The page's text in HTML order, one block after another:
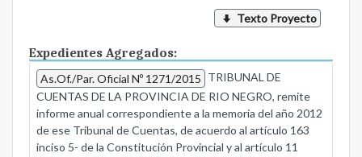
Texto Proyecto
Expedientes Agregados:
As.Of./Par. Oficial Nº 1271/2015 TRIBUNAL DE
CUENTAS DE LA PROVINCIA DE RIO NEGRO, remite
informe anual correspondiente a la memoria del año 2012
de ese Tribunal de Cuentas, de acuerdo al artículo 163
inciso 5- de la Constitución Provincial y al artículo 11